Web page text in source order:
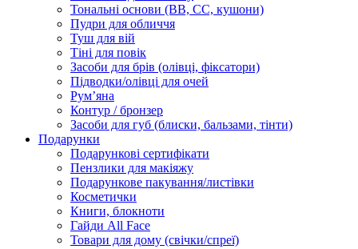
Тональні основи (BB, CC, кушони)
Пудри для обличчя
Туш для вій
Тіні для повік
Засоби для брів (олівці, фіксатори)
Підводки/олівці для очей
Румʼяна
Контур / бронзер
Засоби для губ (блиски, бальзами, тінти)
Подарунки
Подарункові сертифікати
Пензлики для макіяжу
Подарункове пакування/листівки
Косметички
Книги, блокноти
Гайди All Face
Товари для дому (свічки/спреї)